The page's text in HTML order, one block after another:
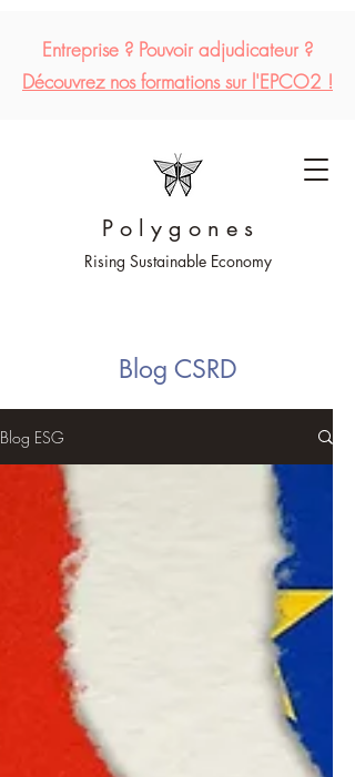
P o l y g o n e s
Rising Sustainable Economy
Entreprise ? Pouvoir adjudicateur ?
Découvreznos formations sur l'EPCO2 !
Blog CSRD
Blog ESG